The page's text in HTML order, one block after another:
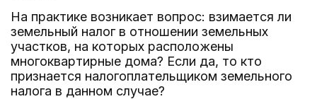
На практике возникает вопрос: взимается ли
земельный налог в отношении земельных
участков, на которых расположены
многоквартирные дома? Если да, то кто
признается налогоплательщиком земельного
налога в данном случае?